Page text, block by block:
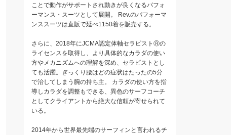
ことで動作がサポートされ動きが良くなるパフォ
ーマンス・スーツとして展開。 Rev.のパフォーマ
ンススーツは直販で延べ1150着を販売する。
さらに、2018年にJCMA認定体軸セラピストⓇの
ライセンスを取得し、より具体的なカラダの使い
方やメカニズムへの理解を深め、セラピストとし
ても活躍。ぎっくり腰はどの症状はたったの5分
で治してしまう腕の持ち主。 カラダの使い方を指
導しカラダを調整もできる、異色のサーフコーチ
としてクライアントから絶大な信頼が寄せられて
いる。
2014年から世界最先端のサーフィンと言われるチ